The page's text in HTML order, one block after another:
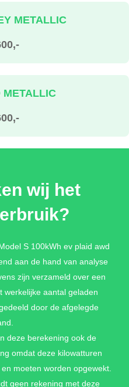
METALLIC
METALLIC
wij het
S 100kWh ev plaid awd
aan de hand van analyse
zijn verzameld over een
werkelijke aantal geladen
door de afgelegde
deze berekening ook de
omdat deze kilowatturen
moeten worden opgewekt.
geen rekening met deze